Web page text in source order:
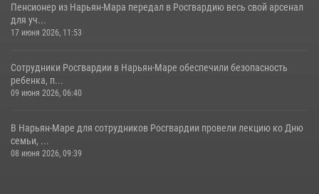
Пенсионер из Нарьян-Мара передал в Росгвардию весь свой арсенал
для уч...
17 июня 2026, 11:53
Сотрудники Росгвардии в Нарьян-Маре обеспечили безопасность
ребенка, п...
09 июня 2026, 06:40
В Нарьян-Маре для сотрудников Росгвардии провели лекцию ко Дню
семьи, ...
08 июня 2026, 09:39